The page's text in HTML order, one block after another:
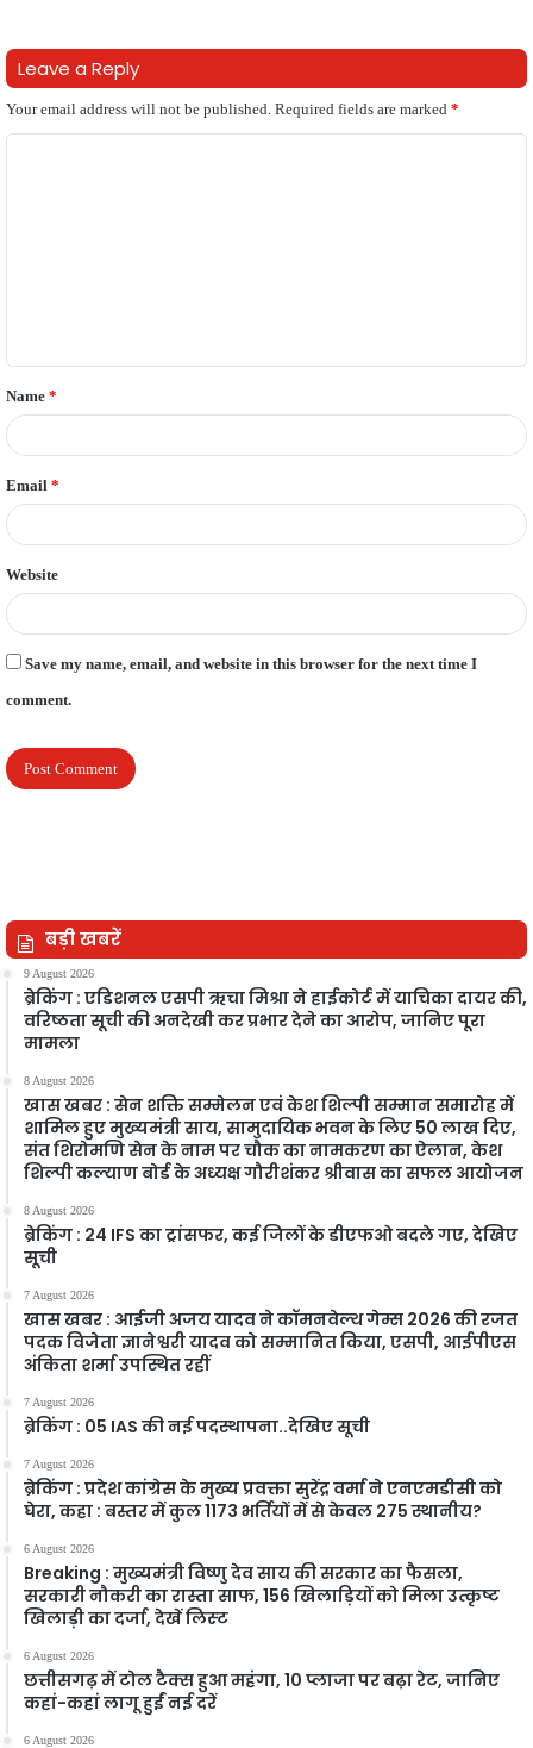
Leave a Reply
Your email address will not be published. Required fields are marked *
t
*
Name *
Email *
Website
Save my name, email, and website in this browser for the next time I
comment.
बड़ी खबरें
9 August 2026
ब्रेकिंग : एडिशनल एसपी ऋचा मिश्रा ने हाईकोर्ट में याचिका दायर की,
वरिष्ठता सूची की अनदेखी कर प्रभार देने का आरोप, जानिए पूरा
मामला
8 August 2026
खास खबर : सेन शक्ति सम्मेलन एवं केश शिल्पी सम्मान समारोह में
शामिल हुए मुख्यमंत्री साय, सामुदायिक भवन के लिए 50 लाख दिए,
संत शिरोमणि सेन के नाम पर चौक का नामकरण का ऐलान, केश
शिल्पी कल्याण बोर्ड के अध्यक्ष गौरीशंकर श्रीवास का सफल आयोजन
8 August 2026
ब्रेकिंग : 24 IFS का ट्रांसफर, कई जिलों के डीएफओ बदले गए, देखिए
सूची
7 August 2026
खास खबर : आईजी अजय यादव ने कॉमनवेल्थ गेम्स 2026 की रजत
पदक विजेता ज्ञानेश्वरी यादव को सम्मानित किया, एसपी, आईपीएस
अंकिता शर्मा उपस्थित रहीं
7 August 2026
ब्रेकिंग : 05 IAS की नई पदस्थापना..देखिए सूची
7 August 2026
ब्रेकिंग : प्रदेश कांग्रेस के मुख्य प्रवक्ता सुरेंद्र वर्मा ने एनएमडीसी को
घेरा, कहा : बस्तर में कुल 1173 भर्तियों में से केवल 275 स्थानीय?
6 August 2026
Breaking : मुख्यमंत्री विष्णु देव साय की सरकार का फैसला,
सरकारी नौकरी का रास्ता साफ, 156 खिलाड़ियों को मिला उत्कृष्ट
खिलाड़ी का दर्जा, देखें लिस्‍ट
6 August 2026
छत्तीसगढ़ में टोल टैक्स हुआ महंगा, 10 प्लाजा पर बढ़ा रेट, जानिए
कहां-कहां लागू हुईं नई दरें
6 August 2026